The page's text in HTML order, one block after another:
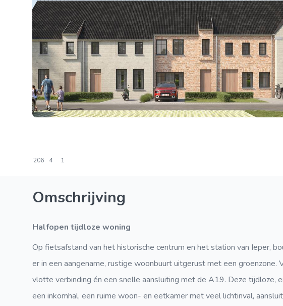
206 4 1
Omschrijving
Halfopen tijdloze woning
Op fietsafstand van het historische centrum en het station van Ieper,
er in een aangename, rustige woonbuurt uitgerust met een
vlotte verbinding én een snelle aansluiting met de A19. Deze tijdloze,
een inkomhal, een ruime woon- en eetkamer met veel lichtinval,